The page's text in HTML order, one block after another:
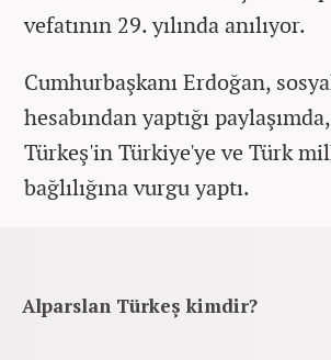
vefatının 29. yılında anılıyor.
Cumhurbaşkanı Erdoğan,
hesabından yaptığı
Türkeş'in Türkiye'ye ve Türk
bağlılığına vurgu yaptı.
Alparslan Türkeş kimdir?